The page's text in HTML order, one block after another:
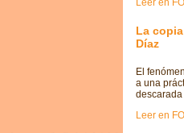
Leer en
La
Díaz
El
a una
Leer en